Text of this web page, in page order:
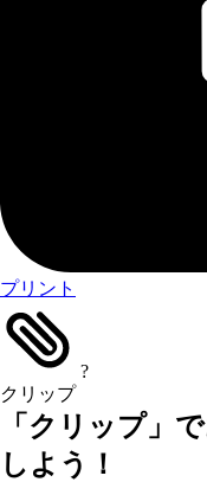
プリント
クリップ
?
「クリップ」
しよう！